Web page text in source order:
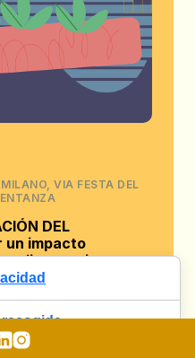
VIA FESTA DEL
DEL
un impacto
alimentarias en